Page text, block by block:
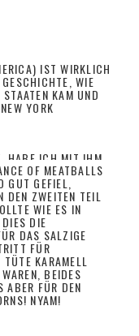
IST WIRKLICH
WIE
KAM UND
YORK
HABE ICH MIT IHM
GESPIELT
NETS! DEMNÄCHST
ABEND!
OF MEATBALLS
GEFIEL,
ZWEITEN TEIL
WIE ES IN
DIE
DAS SALZIGE
FÜR
KARAMELL
BEIDES
ABER FÜR DEN
NYAM!